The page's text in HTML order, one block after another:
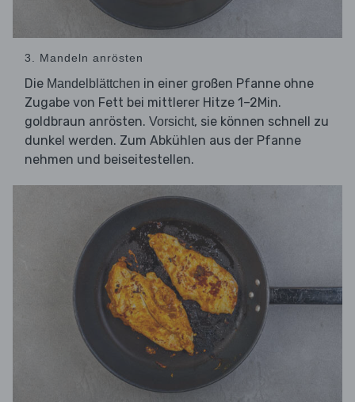
3. Mandeln anrösten
Die Mandelblättchen in einer großen Pfanne ohne
Zugabe von Fett bei mittlerer Hitze 1–2Min.
goldbraun anrösten. Vorsicht, sie können schnell zu
dunkel werden. Zum Abkühlen aus der Pfanne
nehmen und beiseitestellen.